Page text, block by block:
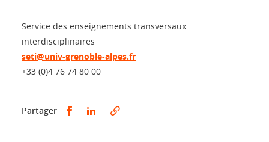
Service des enseignements transversaux
interdisciplinaires
seti@univ-grenoble-alpes.fr
+33 (0)4 76 74 80 00
Partager Partager sur Facebook
Partager sur LinkedIn